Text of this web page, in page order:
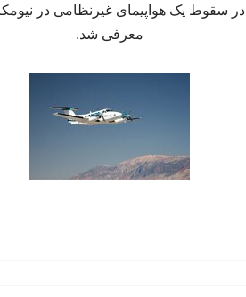
در سقوط یک هواپیمای غیرنظامی در
معرفی شد.